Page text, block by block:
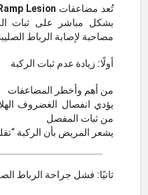
تُعد مضاعفات Ramp Lesion
بشكل مباشر على ثبات
مصاحبة لإصابة الرباط
أولًا: زيادة عدم ثبات الركبة
من أهم وأخطر المضاعفات
يؤدي انفصال الغضروف
من ثبات المفصل
يشعر المريض بأن الركبة
ثانيًا: فشل جراحة الرباط